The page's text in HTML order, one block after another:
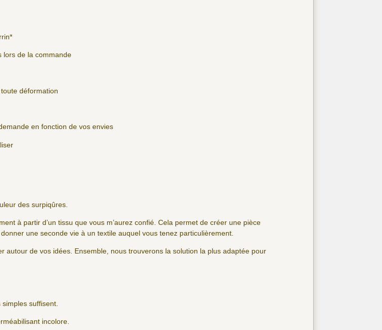
lors de la commande
déformation
en fonction de vos envies
des surpiqûres.
à partir d’un tissu que vous m’aurez confié. Cela permet de créer une pièce
une seconde vie à un textile auquel vous tenez particulièrement.
autour de vos idées. Ensemble, nous trouverons la solution la plus adaptée pour
suffisent.
incolore.